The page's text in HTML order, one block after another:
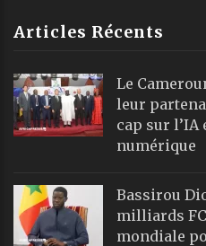
Articles Récents
Le
leur
cap sur
numérique
Bassirou
milliards
mondiale